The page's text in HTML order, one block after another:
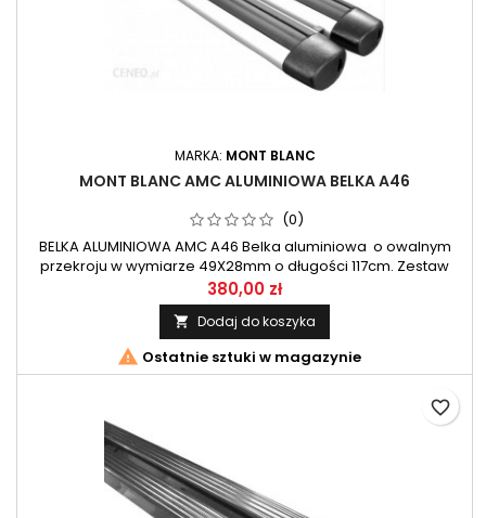
MARKA: MONT BLANC
MONT BLANC AMC ALUMINIOWA BELKA A46
(0)
BELKA ALUMINIOWA AMC A46 Belka aluminiowa o owalnym
przekroju w wymiarze 49X28mm o długości 117cm. Zestaw
belek przeznaczony do systemu AMC firmy Mont Blanc.
380,00 zł
 Dodaj do koszyka
 Ostatnie sztuki w magazynie
favorite_border